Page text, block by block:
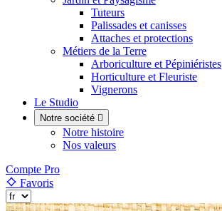
Tuteurs
Palissades et canisses
Attaches et protections
Métiers de la Terre
Arboriculture et Pépiniéristes
Horticulture et Fleuriste
Vignerons
Le Studio
Notre société 
Notre histoire
Nos valeurs
Compte Pro
Favoris